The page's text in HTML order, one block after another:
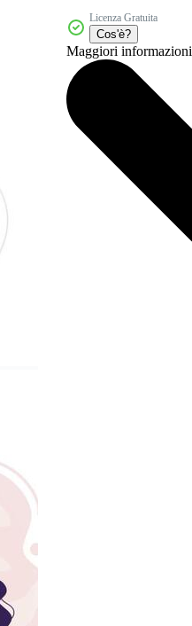
Licenza Gratuita
Cos'è?
Maggiori informazioni